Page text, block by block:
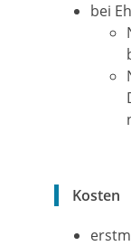
bei
Kosten